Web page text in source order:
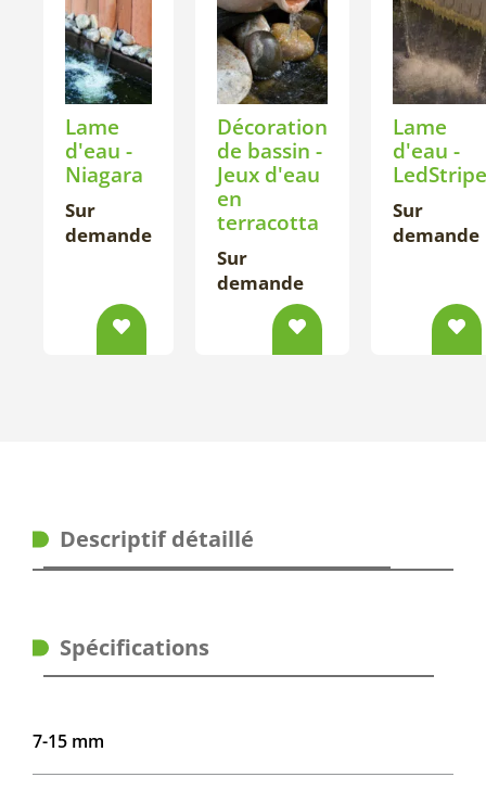
Lame
d'eau -
Niagara
Sur
demande
Décoration
de bassin -
Jeux d'eau
en
terracotta
Sur
demande
Lame
d'eau -
LedStripe
Sur
demande
Descriptif détaillé
Spécifications
7-15 mm